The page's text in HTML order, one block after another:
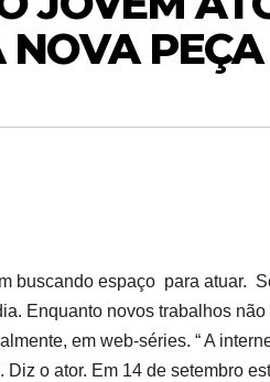
NOVA
buscando espaço para atuar.
Enquanto novos trabalhos
em web-séries. “ A
o ator. Em 14 de setembro